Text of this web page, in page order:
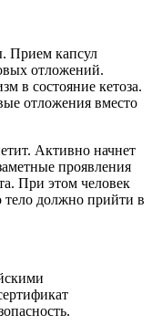
Прием капсул
отложений.
в состояние кетоза.
отложения вместо
Активно начнет
проявления
При этом человек
должно прийти в